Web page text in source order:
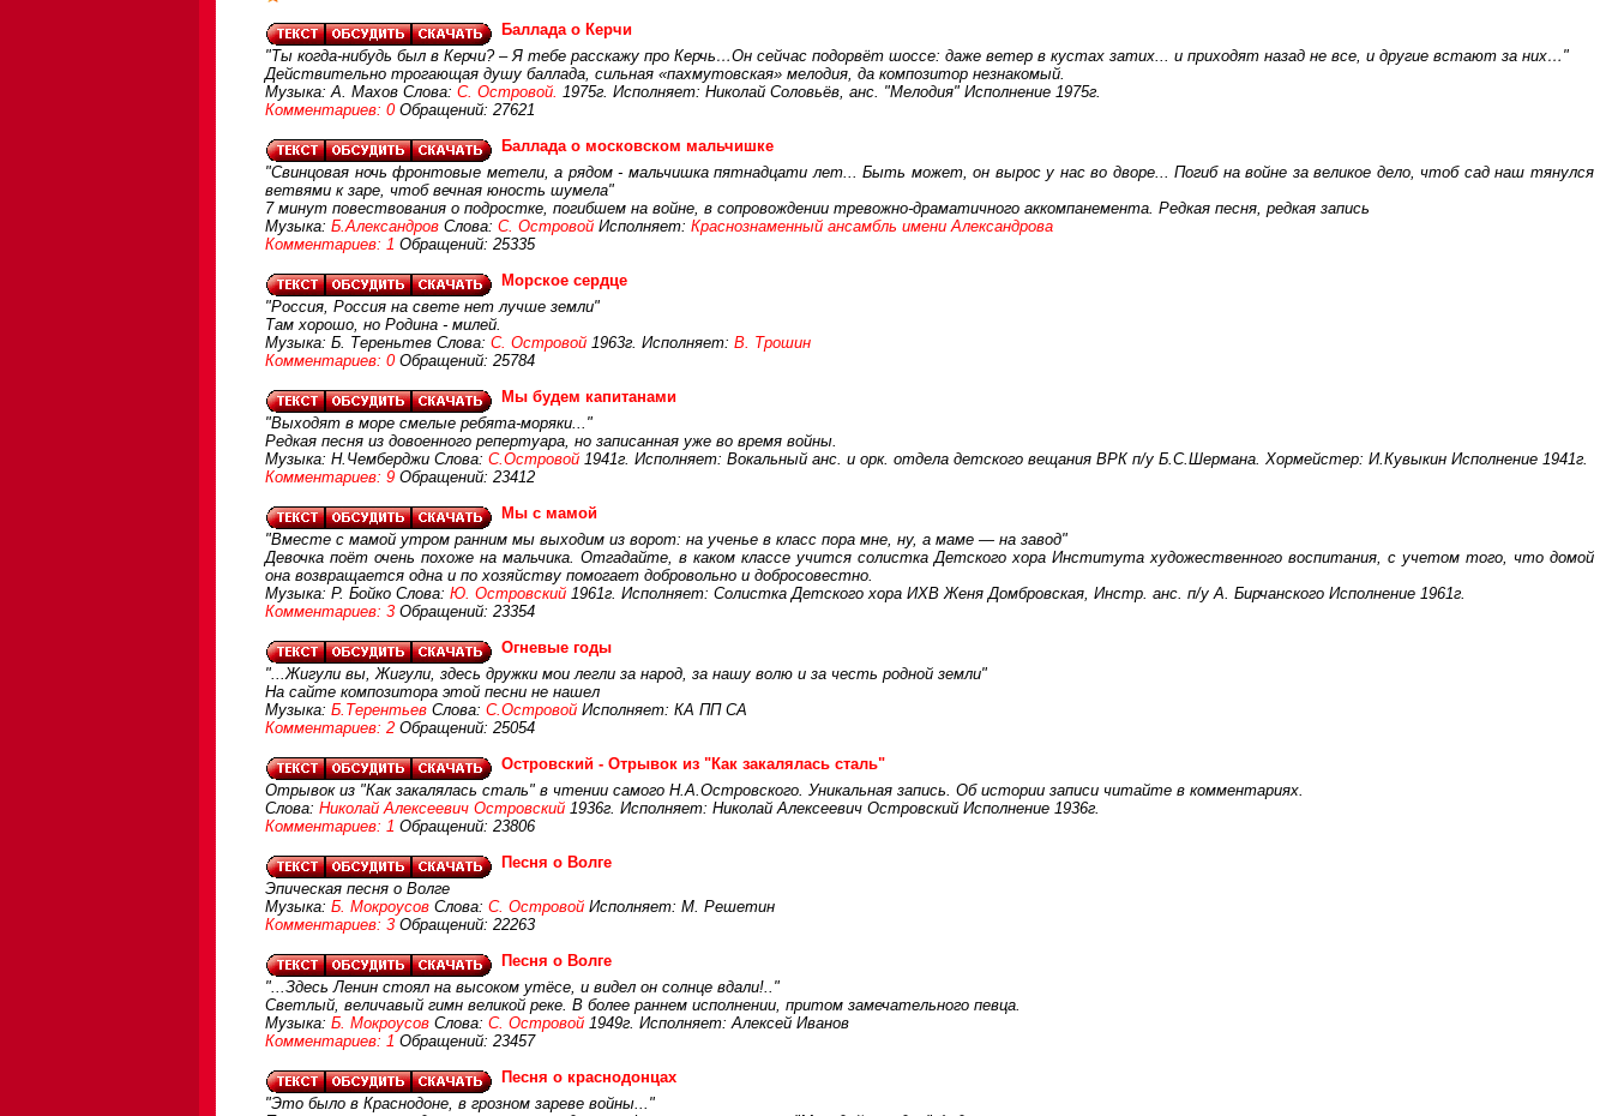
Баллада о Керчи
"Ты когда-нибудь был в Керчи? – Я тебе расскажу про Керчь…Он сейчас подорвёт шоссе: даже ветер в кустах затих... и приходят назад не все, и другие встают за них…"
Действительно трогающая душу баллада, сильная «пахмутовская» мелодия, да композитор незнакомый.
Музыка: А. Махов Слова: С. Островой. 1975г. Исполняет: Николай Соловьёв, анс. "Мелодия" Исполнение 1975г.
Комментариев: 0 Обращений: 27621
Баллада о московском мальчишке
"Свинцовая ночь фронтовые метели, а рядом - мальчишка пятнадцати лет... Быть может, он вырос у нас во дворе... Погиб на войне за великое дело, чтоб сад наш тянулся
ветвями к заре, чтоб вечная юность шумела"
7 минут повествования о подростке, погибшем на войне, в сопровождении тревожно-драматичного аккомпанемента. Редкая песня, редкая запись
Музыка: Б.Александров Слова: С. Островой Исполняет: Краснознаменный ансамбль имени Александрова
Комментариев: 1 Обращений: 25335
Морское сердце
"Россия, Россия на свете нет лучше земли"
Там хорошо, но Родина - милей.
Музыка: Б. Тереньтев Слова: С. Островой 1963г. Исполняет: В. Трошин
Комментариев: 0 Обращений: 25784
Мы будем капитанами
"Выходят в море смелые ребята-моряки..."
Редкая песня из довоенного репертуара, но записанная уже во время войны.
Музыка: Н.Чемберджи Слова: С.Островой 1941г. Исполняет: Вокальный анс. и орк. отдела детского вещания ВРК п/у Б.С.Шермана. Хормейстер: И.Кувыкин Исполнение 1941г.
Комментариев: 9 Обращений: 23412
Мы с мамой
"Вместе с мамой утром ранним мы выходим из ворот: на ученье в класс пора мне, ну, а маме — на завод"
Девочка поёт очень похоже на мальчика. Отгадайте, в каком классе учится солистка Детского хора Института художественного воспитания, с учетом того, что домой
она возвращается одна и по хозяйству помогает добровольно и добросовестно.
Музыка: Р. Бойко Слова: Ю. Островский 1961г. Исполняет: Солистка Детского хора ИХВ Женя Домбровская, Инстр. анс. п/у А. Бирчанского Исполнение 1961г.
Комментариев: 3 Обращений: 23354
Огневые годы
"...Жигули вы, Жигули, здесь дружки мои легли за народ, за нашу волю и за честь родной земли"
На сайте композитора этой песни не нашел
Музыка: Б.Терентьев Слова: С.Островой Исполняет: КА ПП СА
Комментариев: 2 Обращений: 25054
Островский - Отрывок из "Как закалялась сталь"
Отрывок из "Как закалялась сталь" в чтении самого Н.А.Островского. Уникальная запись. Об истории записи читайте в комментариях.
Слова: Николай Алексеевич Островский 1936г. Исполняет: Николай Алексеевич Островский Исполнение 1936г.
Комментариев: 1 Обращений: 23806
Песня о Волге
Эпическая песня о Волге
Музыка: Б. Мокроусов Слова: С. Островой Исполняет: М. Решетин
Комментариев: 3 Обращений: 22263
Песня о Волге
"...Здесь Ленин стоял на высоком утёсе, и видел он солнце вдали!.."
Светлый, величавый гимн великой реке. В более раннем исполнении, притом замечательного певца.
Музыка: Б. Мокроусов Слова: С. Островой 1949г. Исполняет: Алексей Иванов
Комментариев: 1 Обращений: 23457
Песня о краснодонцах
"Это было в Краснодоне, в грозном зареве войны..."